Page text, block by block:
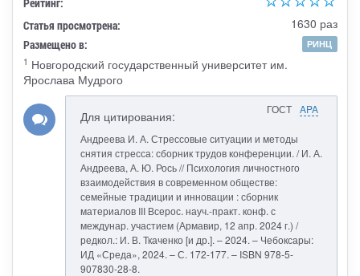
Статья просмотрена:
1630 раз
Размещено в:
РИНЦ
1 Новгородский государственный университет им.
Ярослава Мудрого
ГОСТ APA
Для цитирования:
Андреева И. А. Стрессовые ситуации и методы
снятия стресса: сборник трудов конференции. / И. А.
Андреева, А. Ю. Рось // Психология личностного
взаимодействия в современном обществе:
семейные традиции и инновации : сборник
материалов III Всерос. науч.-практ. конф. с
междунар. участием (Армавир, 12 апр. 2024 г.) /
редкол.: И. В. Ткаченко [и др.]. – 2024. – Чебоксары:
ИД «Среда», 2024. – С. 172-177. – ISBN 978-5-
907830-28-8.